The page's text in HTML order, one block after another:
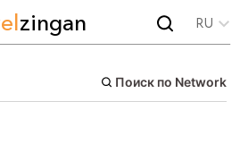
zingan RU
Поиск по Network